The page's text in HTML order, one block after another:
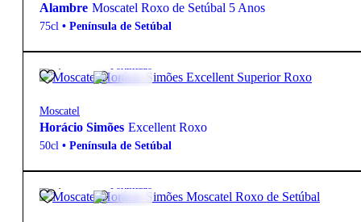
Alambre Moscatel Roxo de Setúbal 5 Anos
75cl • Península de Setúbal
47,99€ Fortificado
Moscatel
Horácio Simões Excellent Roxo
50cl • Península de Setúbal
17,20€ Fortificado